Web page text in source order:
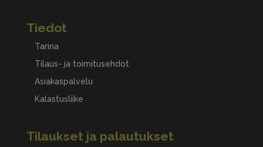
Tiedot
Tarina
Tilaus- ja toimitusehdot
Asiakaspalvelu
Kalastusliike
Tilaukset ja palautukset